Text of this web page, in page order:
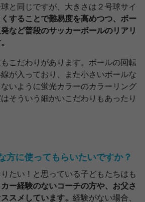
と同じですが、大きさは２号球サイ
することで難易度を高めつつ、ボー
など普段のサッカーボールのリアリ
こだわりがあります。ボールの回転
が入っており、また小さいボールな
いように蛍光カラーのカラーリング
そういう細かいこだわりもあったり
方に使ってもらいたいですか？
たい！と思っている子どもたちはも
ー経験のないコーチの方や、お父さ
スメしています。 経験がない場合、